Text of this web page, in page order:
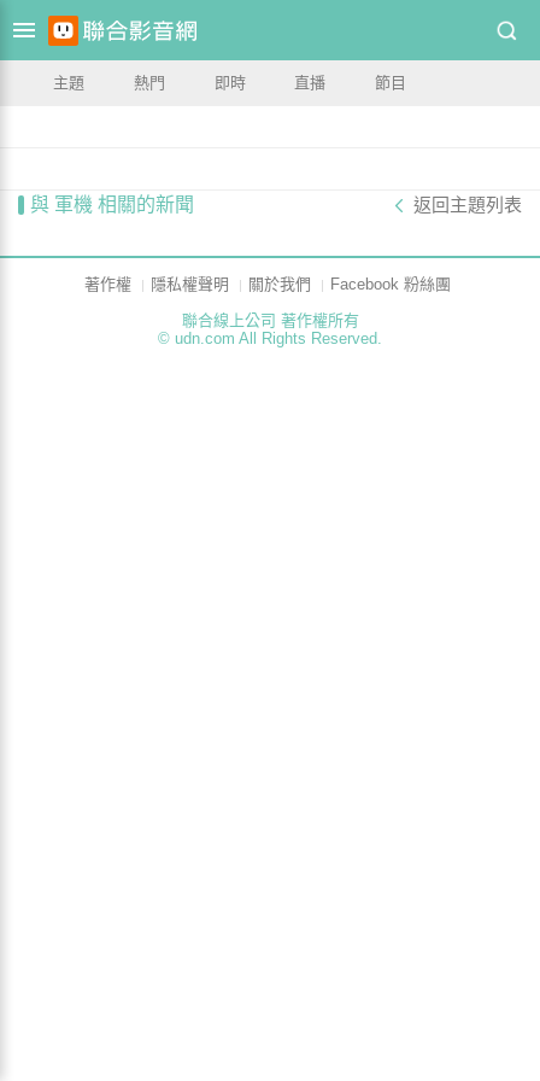
主題 熱門 即時 直播 節目
與 軍機 相關的新聞 返回主題列表
著作權 隱私權聲明 關於我們
Facebook 粉絲團
聯合線上公司 著作權所有
© udn.com All Rights Reserved.